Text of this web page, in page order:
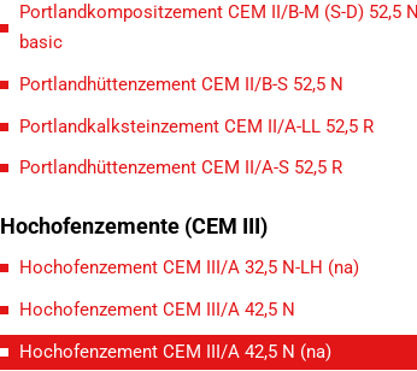
Portlandkompositzement CEM II/B-M (S-D) 52,5
basic
Portlandhüttenzement CEM II/B-S 52,5 N
Portlandkalksteinzement CEM II/A-LL 52,5 R
Portlandhüttenzement CEM II/A-S 52,5 R
Hochofenzemente (CEM III)
Hochofenzement CEM III/A 32,5 N-LH (na)
Hochofenzement CEM III/A 42,5 N
Hochofenzement CEM III/A 42,5 N (na)